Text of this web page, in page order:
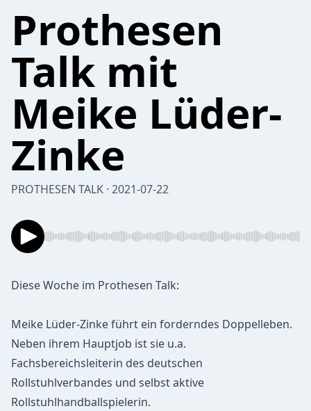
Prothesen
Talk mit
Meike Lüder-
Zinke
PROTHESEN TALK · 2021-07-22
Diese Woche im Prothesen Talk:
Meike Lüder-Zinke führt ein forderndes Doppelleben.
Neben ihrem Hauptjob ist sie u.a.
Fachsbereichsleiterin des deutschen
Rollstuhlverbandes und selbst aktive
Rollstuhlhandballspielerin.